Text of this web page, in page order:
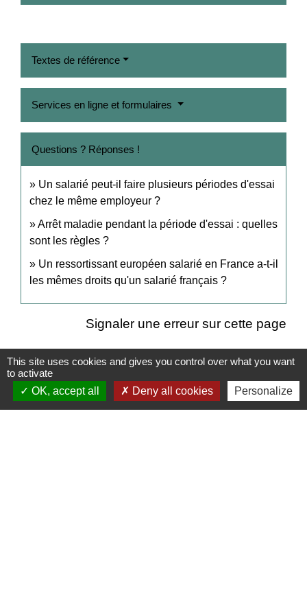
Textes de référence
Services en ligne et formulaires
Questions ? Réponses !
Un salarié peut-il faire plusieurs périodes d'essai
chez le même employeur ?
Arrêt maladie pendant la période d'essai : quelles
sont les règles ?
Un ressortissant européen salarié en France a-t-il
les mêmes droits qu'un salarié français ?
Signaler une erreur sur cette page
Contact Mairie
This site uses cookies and gives you control over what you want
to activate
OK, accept all
Deny all cookies Personalize